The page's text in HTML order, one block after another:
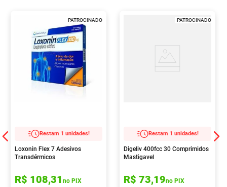
PATROCINADO
Restam 1 unidades!
Loxonin Flex 7 Adesivos
Transdérmicos
R$ 108,31 no PIX
PATROCINADO
Restam 1 unidades!
Digeliv 400fcc 30 Comprimidos
Mastigavel
R$ 73,19no PIX